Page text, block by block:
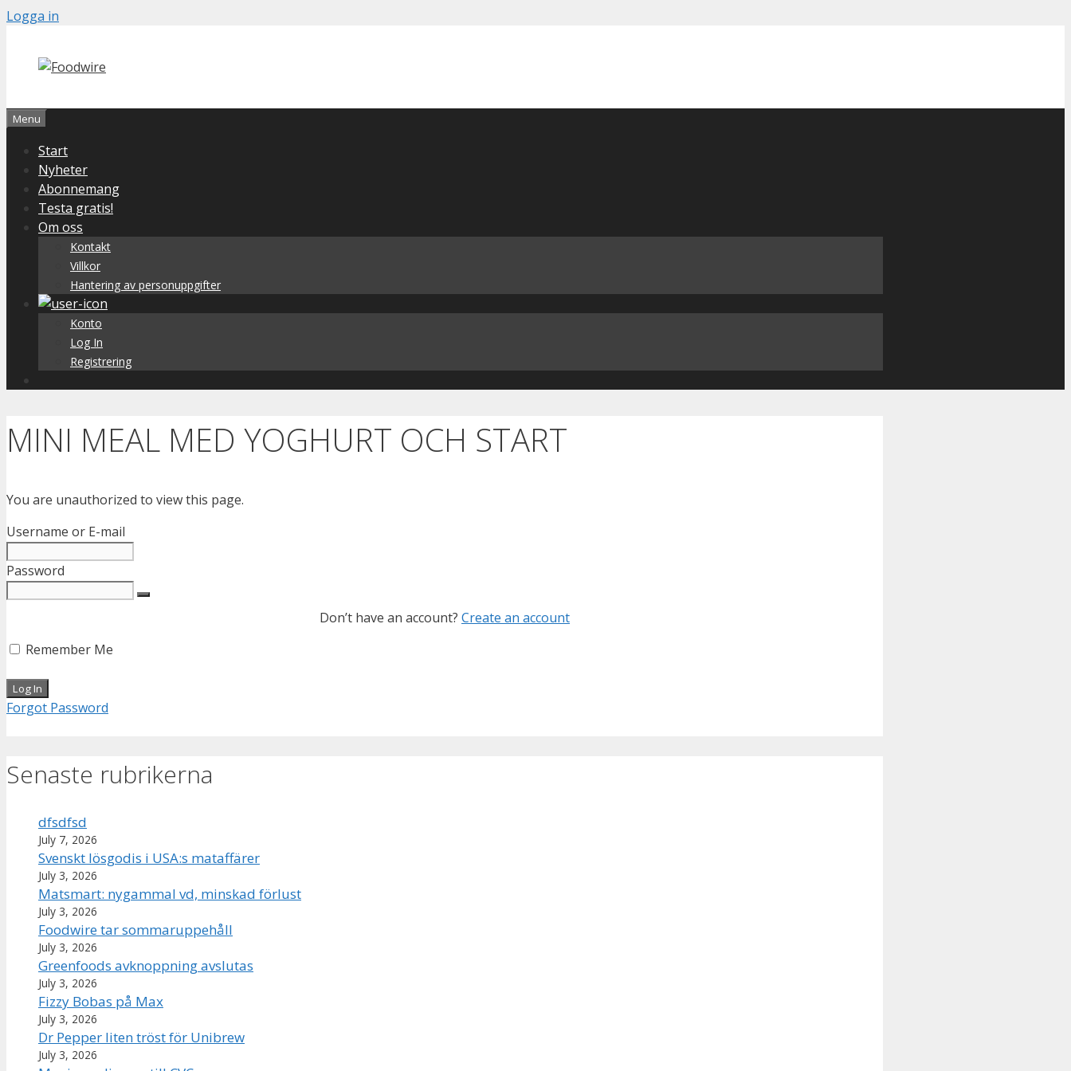
Skip
content
Logga in
Menu
Start
Nyheter
Abonnemang
Testa gratis!
Om oss
Kontakt
Villkor
Hantering av personuppgifter
Konto
Log In
Registrering
MINI MEAL MED YOGHURT OCH START
You are unauthorized to view this page.
Username or E-mail
Password
Don’t have an account? Create an account
Remember Me
Forgot Password
Senaste rubrikerna
dfsdfsd
July 7, 2026
Svenskt lösgodis i USA:s mataffärer
July 3, 2026
Matsmart: nygammal vd, minskad förlust
July 3, 2026
Foodwire tar sommaruppehåll
July 3, 2026
Greenfoods avknoppning avslutas
July 3, 2026
Fizzy Bobas på Max
July 3, 2026
Dr Pepper liten tröst för Unibrew
July 3, 2026